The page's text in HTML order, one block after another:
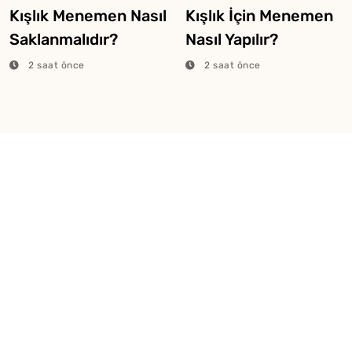
Kışlık Menemen Nasıl
Saklanmalıdır?
2 saat önce
Kışlık İçin Menemen
Nasıl Yapılır?
2 saat önce